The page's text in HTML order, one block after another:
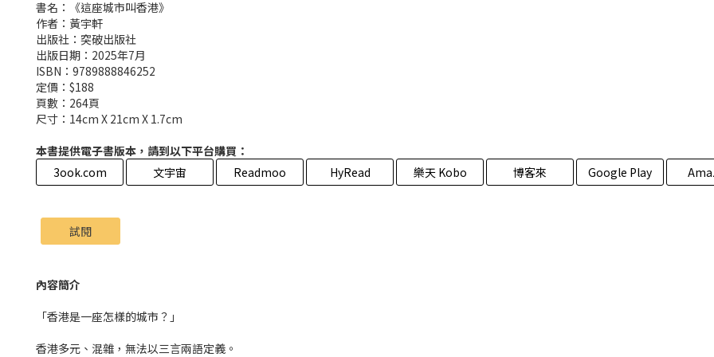
書名：《這座城市叫香港》
作者：黃宇軒
出版社：突破出版社
出版日期：2025年7月
ISBN：9789888846252
定價：$188
頁數：264頁
尺寸：14cm X 21cm X 1.7cm
本書提供電子書版本，請到以下平台購買：
3ook.com
文宇宙 Readmoo HyRead 樂天 Kobo 博客來 Google Play
試閱
內容簡介
「香港是一座怎樣的城市？」
香港多元、混雜，無法以三言兩語定義。